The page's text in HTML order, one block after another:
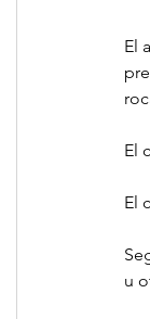
El
El
El
u